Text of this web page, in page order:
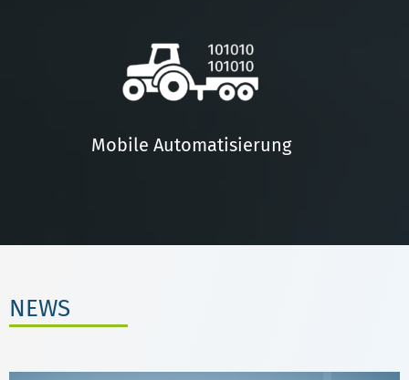
Mobile Automatisierung
NEWS